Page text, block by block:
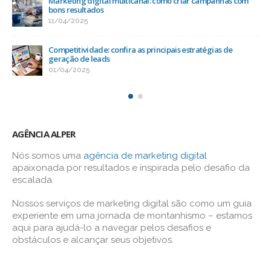
bons resultados
11/04/2025
Competitividade: confira as principais estratégias de
geração de leads
01/04/2025
AGÊNCIA ALPER
Nós somos uma agência de marketing digital
apaixonada por resultados e inspirada pelo desafio da
escalada.
Nossos serviços de marketing digital são como um guia
experiente em uma jornada de montanhismo – estamos
aqui para ajudá-lo a navegar pelos desafios e
obstáculos e alcançar seus objetivos.